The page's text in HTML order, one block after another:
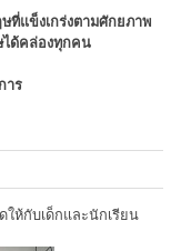
ที่แข็งเกร่งตามศักยภาพ
ได้คล่องทุกคน
าร
ให้กับเด็กและนักเรียน